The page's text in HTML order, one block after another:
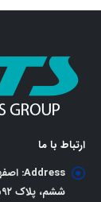
ارتباط با ما
Address:
ششم، پلاک ٥٩٢